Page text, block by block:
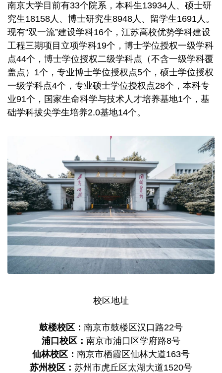
南京大学目前有33个院系，本科生13934人、硕士研
究生18158人、博士研究生8948人、留学生1691人。
现有“双一流”建设学科16个，江苏高校优势学科建设
工程三期项目立项学科19个，博士学位授权一级学科
点44个，博士学位授权二级学科点（不含一级学科覆
盖点）1个，专业博士学位授权点5个，硕士学位授权
一级学科点4个，专业硕士学位授权点28个，本科专
业91个，国家生命科学与技术人才培养基地1个，基
础学科拔尖学生培养2.0基地14个。
校区地址
鼓楼校区： 南京市鼓楼区汉口路22号
浦口校区： 南京市浦口区学府路8号
仙林校区： 南京市栖霞区仙林大道163号
苏州校区： 苏州市虎丘区太湖大道1520号